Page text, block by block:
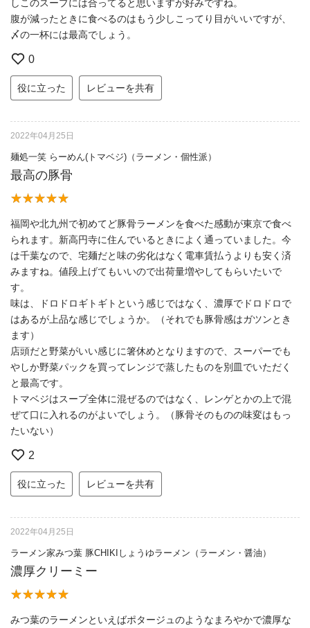
しこのスープには合ってると思いますが好みですね。
腹が減ったときに食べるのはもう少しこってり目がいいですが、
〆の一杯には最高でしょう。
0
役に立った レビューを共有
2022年04月25日
麺処一笑 らーめん(トマベジ)（ラーメン・個性派）
最高の豚骨
福岡や北九州で初めてど豚骨ラーメンを食べた感動が東京で食べ
られます。新高円寺に住んでいるときによく通っていました。今
は千葉なので、宅麺だと味の劣化はなく電車賃払うよりも安く済
みますね。値段上げてもいいので出荷量増やしてもらいたいで
す。
味は、ドロドロギトギトという感じではなく、濃厚でドロドロで
はあるが上品な感じでしょうか。（それでも豚骨感はガツンとき
ます）
店頭だと野菜がいい感じに箸休めとなりますので、スーパーでも
やしか野菜パックを買ってレンジで蒸したものを別皿でいただく
と最高です。
トマベジはスープ全体に混ぜるのではなく、レンゲとかの上で混
ぜて口に入れるのがよいでしょう。（豚骨そのものの味変はもっ
たいない）
2
役に立った レビューを共有
2022年04月25日
ラーメン家みつ葉 豚CHIKIしょうゆラーメン（ラーメン・醤油）
濃厚クリーミー
みつ葉のラーメンといえばポタージュのようなまろやかで濃厚な